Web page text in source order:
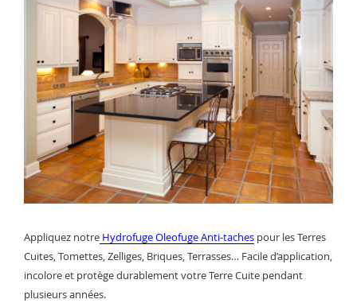
Appliquez notre Hydrofuge Oleofuge Anti-taches pour les Terres
Cuites, Tomettes, Zelliges, Briques, Terrasses… Facile d’application,
incolore et protège durablement votre Terre Cuite pendant
plusieurs années.